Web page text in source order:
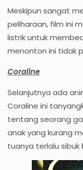
Meskipun sangat
peliharaan, film ini
listrik untuk
menonton ini tidak
Coraline
Selanjutnya ada
Coraline ini
tentang seorang
anak yang kurang
tuanya terlalu sibuk